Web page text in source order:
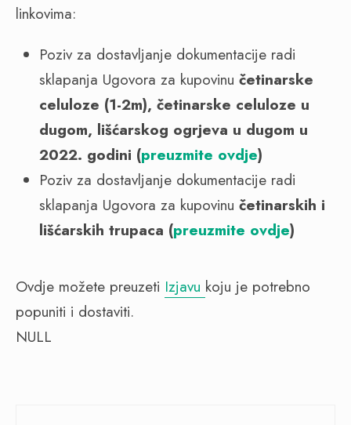
linkovima:
Poziv za dostavljanje dokumentacije radi
sklapanja Ugovora za kupovinu četinarske
celuloze (1-2m), četinarske celuloze u
dugom, lišćarskog ogrjeva u dugom u
2022. godini (preuzmite ovdje)
Poziv za dostavljanje dokumentacije radi
sklapanja Ugovora za kupovinu četinarskih i
lišćarskih trupaca (preuzmite ovdje)
Ovdje možete preuzeti Izjavu koju je potrebno
popuniti i dostaviti.
NULL